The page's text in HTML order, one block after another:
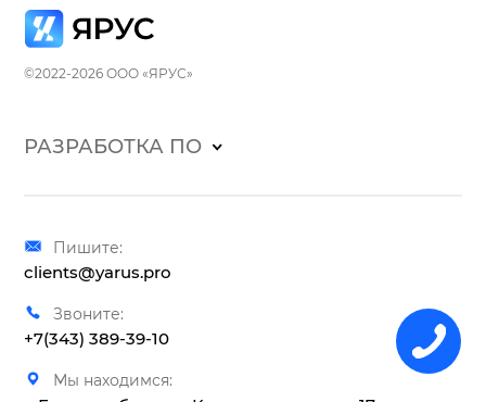
©2022-2026 ООО «ЯРУС»
РАЗРАБОТКА ПО
Мы находимся:
Пишите:
clients@yarus.pro
Звоните:
+7(343) 389-39-10